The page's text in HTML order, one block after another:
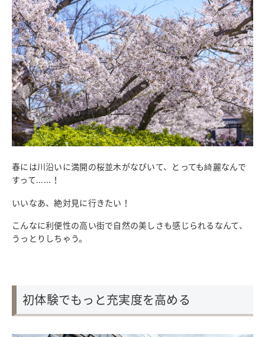
春には川沿いに満開の桜並木がなびいて、とっても綺麗なんで
すって......！
いいなあ、絶対見に行きたい！
こんなに利便性の高い街で自然の美しさも感じられるなんて、
うっとりしちゃう。
初体験でもっと充実度を高める